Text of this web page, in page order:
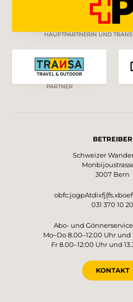
HAUPTPARTNERIN UND
PARTNER
BETREIBER
Schweizer
3007 Bern
031 370 10 20
Abo- und
Mo–Do 8.00–12:00 Uhr und
Fr 8.00–12:00 Uhr und
KONTAKT